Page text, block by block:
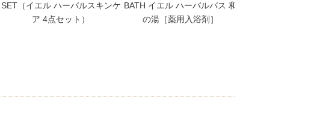
SET（イエル ハーバルスキンケ
ア 4点セット）
BATH イエル ハーバルバス 和漢
の湯［薬用入浴剤］